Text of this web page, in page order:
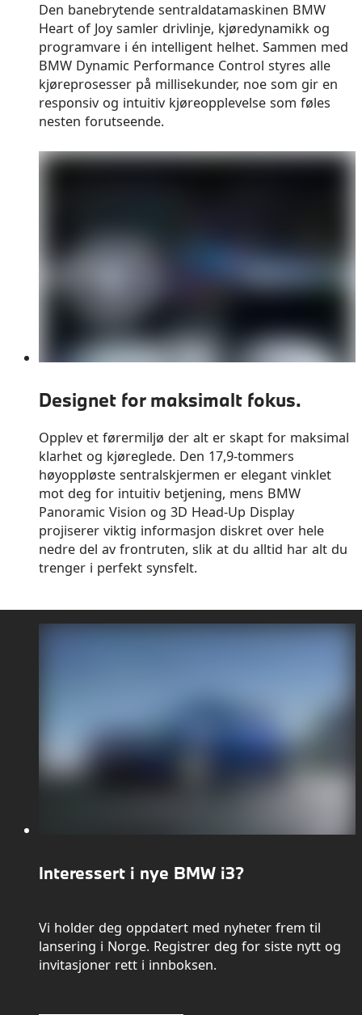
Den banebrytende sentraldatamaskinen BMW
Heart of Joy samler drivlinje, kjøredynamikk og
programvare i én intelligent helhet. Sammen med
BMW Dynamic Performance Control styres alle
kjøreprosesser på millisekunder, noe som gir en
responsiv og intuitiv kjøreopplevelse som føles
nesten forutseende.
Designet for maksimalt fokus.
Opplev et førermiljø der alt er skapt for maksimal
klarhet og kjøreglede. Den 17,9-tommers
høyoppløste sentralskjermen er elegant vinklet
mot deg for intuitiv betjening, mens BMW
Panoramic Vision og 3D Head‑Up Display
projiserer viktig informasjon diskret over hele
nedre del av frontruten, slik at du alltid har alt du
trenger i perfekt synsfelt.
Interessert i nye BMW i3?
Vi holder deg oppdatert med nyheter frem til
lansering i Norge. Registrer deg for siste nytt og
invitasjoner rett i innboksen.